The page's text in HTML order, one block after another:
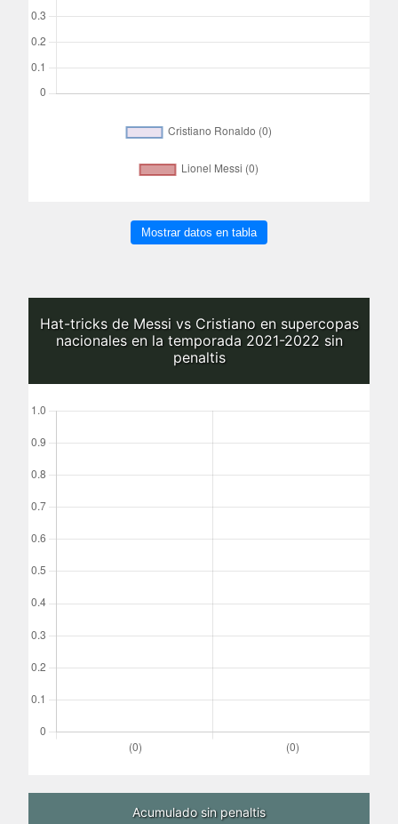
Mostrar datos en tabla
Hat-tricks de Messi vs Cristiano en supercopas
nacionales en la temporada 2021-2022 sin
penaltis
Acumulado sin penaltis